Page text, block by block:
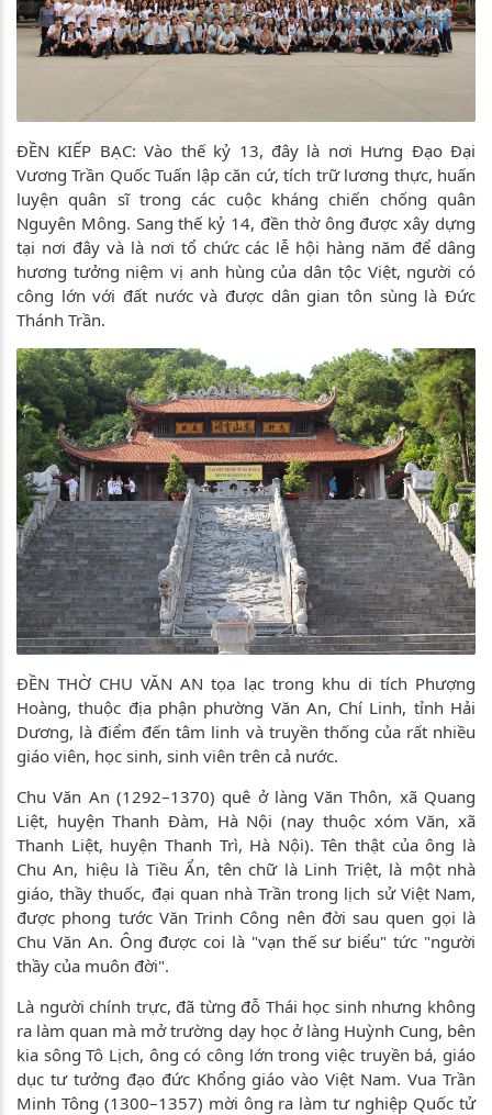
ĐỀN KIẾP BẠC: Vào thế kỷ 13, đây là nơi Hưng Đạo Đại
Vương Trần Quốc Tuấn lập căn cứ, tích trữ lương thực, huấn
luyện quân sĩ trong các cuộc kháng chiến chống quân
Nguyên Mông. Sang thế kỷ 14, đền thờ ông được xây dựng
tại nơi đây và là nơi tổ chức các lễ hội hàng năm để dâng
hương tưởng niệm vị anh hùng của dân tộc Việt, người có
công lớn với đất nước và được dân gian tôn sùng là Đức
Thánh Trần.
ĐỀN THỜ CHU VĂN AN tọa lạc trong khu di tích Phượng
Hoàng, thuộc địa phận phường Văn An, Chí Linh, tỉnh Hải
Dương, là điểm đến tâm linh và truyền thống của rất nhiều
giáo viên, học sinh, sinh viên trên cả nước.
Chu Văn An (1292–1370) quê ở làng Văn Thôn, xã Quang
Liệt, huyện Thanh Đàm, Hà Nội (nay thuộc xóm Văn, xã
Thanh Liệt, huyện Thanh Trì, Hà Nội). Tên thật của ông là
Chu An, hiệu là Tiều Ẩn, tên chữ là Linh Triệt, là một nhà
giáo, thầy thuốc, đại quan nhà Trần trong lịch sử Việt Nam,
được phong tước Văn Trinh Công nên đời sau quen gọi là
Chu Văn An. Ông được coi là "vạn thế sư biểu" tức "người
thầy của muôn đời".
Là người chính trực, đã từng đỗ Thái học sinh nhưng không
ra làm quan mà mở trường dạy học ở làng Huỳnh Cung, bên
kia sông Tô Lịch, ông có công lớn trong việc truyền bá, giáo
dục tư tưởng đạo đức Khổng giáo vào Việt Nam. Vua Trần
Minh Tông (1300–1357) mời ông ra làm tư nghiệp Quốc tử